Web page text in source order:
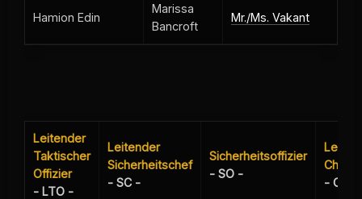
Hamion Edin
Marissa
Bancroft
Mr./Ms. Vakant
Leitender
Taktischer
Offizier
- LTO -
Leitender
Sicherheitschef
- SC -
Sicherheitsoffizier
- SO -
- CI -